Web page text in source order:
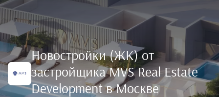
Новостройки (ЖК) от
застройщика MVS Real Estate
Development в Москве